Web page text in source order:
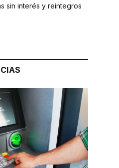
sin interés y reintegros